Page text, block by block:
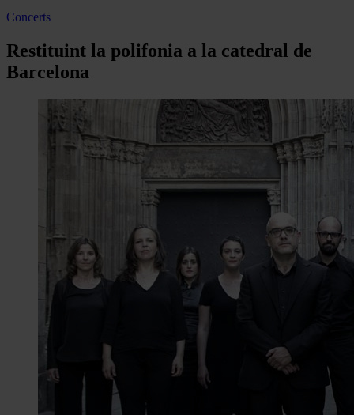
Concerts
Restituint la polifonia a la catedral de
Barcelona